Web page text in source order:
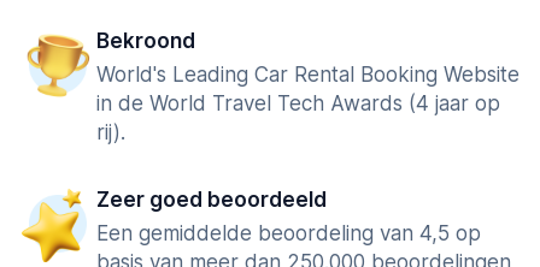
Bekroond
World's Leading Car Rental Booking Website
in de World Travel Tech Awards (4 jaar op
rij).
Zeer goed beoordeeld
Een gemiddelde beoordeling van 4,5 op